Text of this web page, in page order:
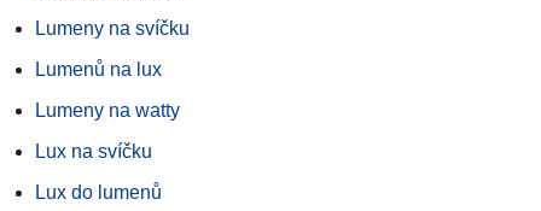
Lumeny na svíčku
Lumenů na lux
Lumeny na watty
Lux na svíčku
Lux do lumenů